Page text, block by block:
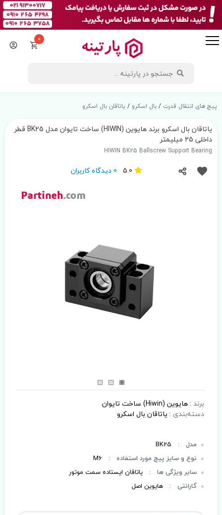
0
پیچ های انتقال قدرت /بال اسکرو / یاتاقان بال اسکرو
یاتاقان بال اسکرو برند هایوین (HIWIN) ساخت تایوان مدل BK25 قطر
داخلی 25 میلیمتر
HIWIN BK25 Ballscrew Support Bearing
0 دیدگاه کاربران
برند :هایوین (Hiwin) ساخت تایوان
دسته‌بندی : یاتاقان بال اسکرو
مدل :
BK25
نوع و سایز پیچ مورد استفاده
:
M6
سایر ویژگی ها :
یاتاقان ایستاده سمت موتور
گارانتی : هایوین اصل